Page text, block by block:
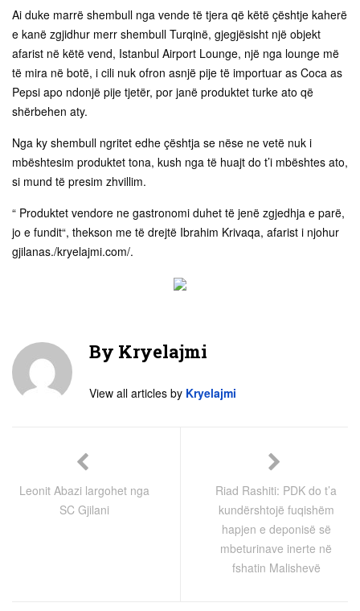
Ai duke marrë shembull nga vende të tjera që këtë çështje kaherë
e kanë zgjidhur merr shembull Turqinë, gjegjësisht një objekt
afarist në këtë vend, Istanbul Airport Lounge, një nga lounge më
të mira në botë, i cili nuk ofron asnjë pije të importuar as Coca as
Pepsi apo ndonjë pije tjetër, por janë produktet turke ato që
shërbehen aty.
Nga ky shembull ngritet edhe çështja se nëse ne vetë nuk i
mbështesim produktet tona, kush nga të huajt do t’i mbështes ato,
si mund të presim zhvillim.
“ Produktet vendore ne gastronomi duhet të jenë zgjedhja e parë,
jo e fundit“, thekson me të drejtë Ibrahim Krivaqa, afarist i njohur
gjilanas./kryelajmi.com/.
By Kryelajmi
View all articles by Kryelajmi
Leonit Abazi largohet nga
SC Gjilani
Riad Rashiti: PDK do t’a
kundërshtojë fuqishëm
hapjen e deponisë së
mbeturinave inerte në
fshatin Malishevë